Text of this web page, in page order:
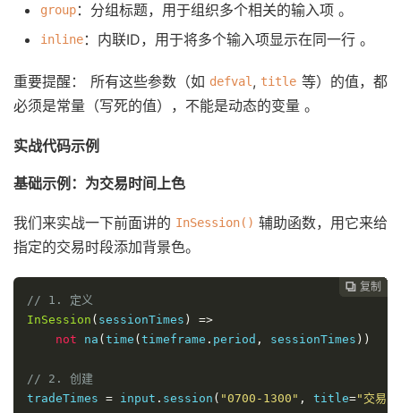
group：分组标题，用于组织多个相关的输入项 。
inline：内联ID，用于将多个输入项显示在同一行 。
重要提醒： 所有这些参数（如 defval , title 等）的值，都
必须是常量 （写死的值），不能是动态的变量 。
实战代码示例
基础示例：为交易时间上色
我们来实战一下前面讲的 InSession() 辅助函数，用它来给
指定的交易时段添加背景色。
 复制
 复制
 复制
 复制
 复制
// 1. 定义
InSession ( sessionTimes )
=>
not na ( time ( timeframe . period , sessionTimes ))
// 2. 创建
tradeTimes = input . session ( "0700-1300" , title="交易